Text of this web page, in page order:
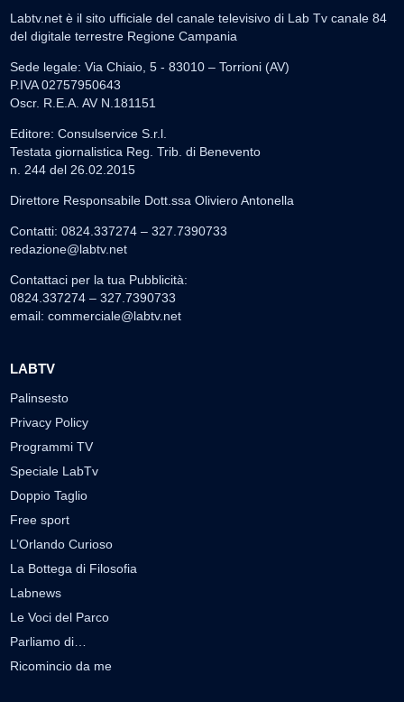
Labtv.net è il sito ufficiale del canale televisivo di Lab Tv canale 84
del digitale terrestre Regione Campania
Sede legale: Via Chiaio, 5 - 83010 – Torrioni (AV)
P.IVA 02757950643
Oscr. R.E.A. AV N.181151
Editore: Consulservice S.r.l.
Testata giornalistica Reg. Trib. di Benevento
n. 244 del 26.02.2015
Direttore Responsabile Dott.ssa Oliviero Antonella
Contatti: 0824.337274 – 327.7390733
redazione@labtv.net
Contattaci per la tua Pubblicità:
0824.337274 – 327.7390733
email: commerciale@labtv.net
LABTV
Palinsesto
Privacy Policy
Programmi TV
Speciale LabTv
Doppio Taglio
Free sport
L’Orlando Curioso
La Bottega di Filosofia
Labnews
Le Voci del Parco
Parliamo di…
Ricomincio da me